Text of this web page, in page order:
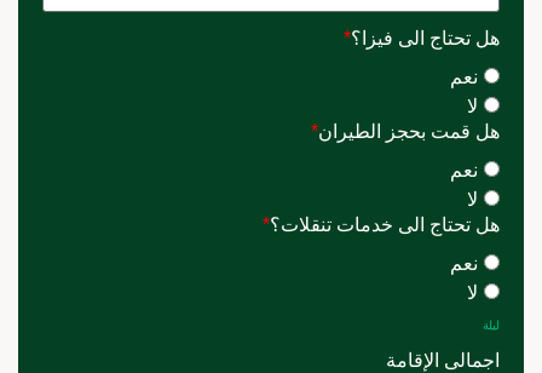
هل تحتاج الى فيزا؟*
نعم
لا
هل قمت بحجز الطيران*
نعم
لا
هل تحتاج الى خدمات تنقلات؟*
نعم
لا
ليلة
اجمالى الإقامة